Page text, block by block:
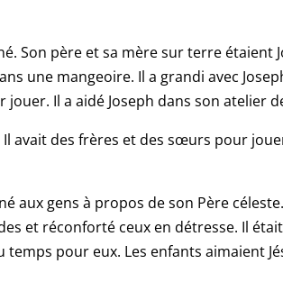
Son père et sa mère sur terre étaient
une mangeoire. Il a grandi avec
Il a aidé Joseph dans son atelier
avait des frères et des sœurs pour
aux gens à propos de son Père
et réconforté ceux en détresse. Il
pour eux. Les enfants aimaient